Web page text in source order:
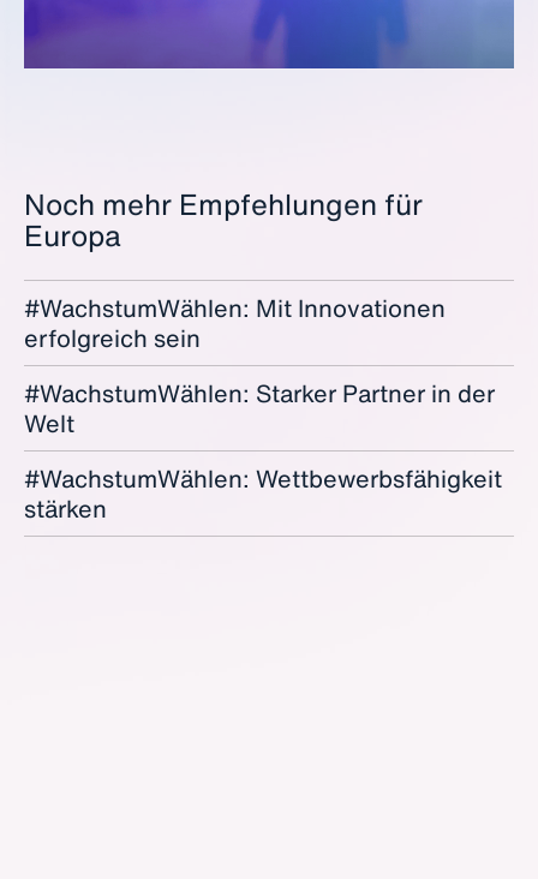
Noch mehr Empfehlungen für
Europa
#WachstumWählen: Mit Innovationen
erfolgreich sein
#WachstumWählen: Starker Partner in der
Welt
#WachstumWählen: Wettbewerbsfähigkeit
stärken